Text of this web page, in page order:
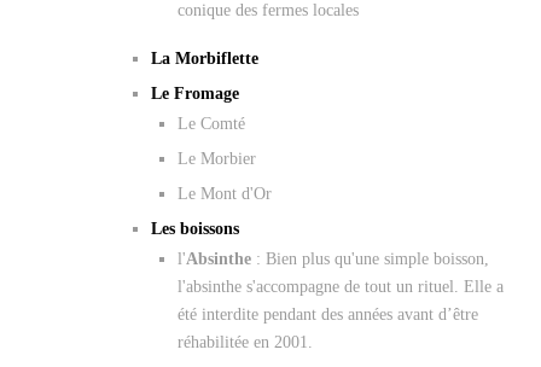
conique des fermes locales
La Morbiflette
Le Fromage
Le Comté
Le Morbier
Le Mont d'Or
Les boissons
l'Absinthe : Bien plus qu'une simple boisson,
l'absinthe s'accompagne de tout un rituel. Elle a
été interdite pendant des années avant d’être
réhabilitée en 2001.